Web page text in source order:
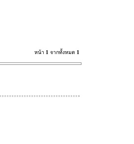
หน้า 1 จากทั้งหมด 1